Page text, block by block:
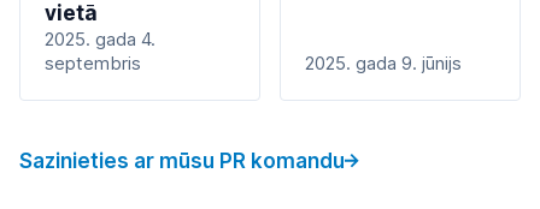
vietā
2025. gada 4.
septembris
2025. gada 9. jūnijs
Sazinieties ar mūsu PR komandu